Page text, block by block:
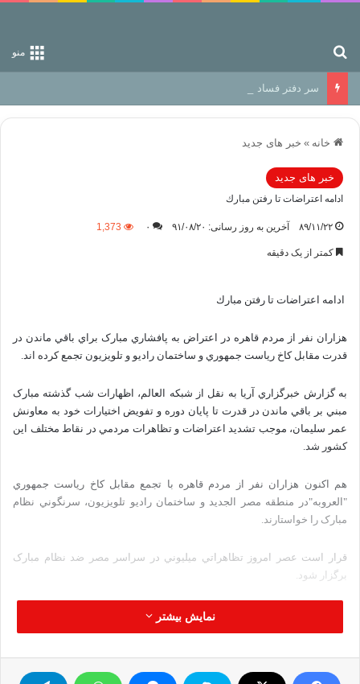
منو
سر دفتر فساد در زمین‌، دوری وکناره‌گیری از راه خداست‌!
خانه » خبر های جدید
خبر های جدید
ادامه اعتراضات تا رفتن مبارك
۸۹/۱۱/۲۲ آخرین به روز رسانی: ۹۱/۰۸/۲۰ ۰ 1,373
کمتر از یک دقیقه
ادامه اعتراضات تا رفتن مبارك
هزاران نفر از مردم قاهره در اعتراض به پافشاري مبارک براي باقي ماندن در
قدرت مقابل کاخ رياست جمهوري و ساختمان راديو و تلويزيون تجمع کرده اند.
به گزارش خبرگزاري آريا به نقل از شبکه العالم، اظهارات شب گذشته مبارک
مبني بر باقي ماندن در قدرت تا پايان دوره و تفويض اختيارات خود به معاونش
عمر سليمان، موجب تشديد اعتراضات و تظاهرات مردمي در نقاط مختلف اين
کشور شد.
هم اکنون هزاران نفر از مردم قاهره با تجمع مقابل کاخ رياست جمهوري
"العروبه"در منطقه مصر الجديد و ساختمان راديو تلويزيون، سرنگوني نظام
مبارک را خواستارند.
قرار است عصر امروز تظاهراتي ميليوني در سراسر مصر ضد نظام مبارک
برگزار شود.
نمایش بیشتر